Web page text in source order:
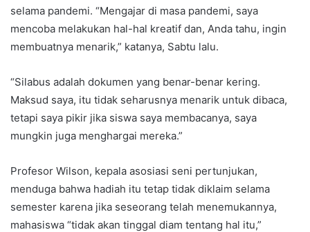
selama pandemi. “Mengajar di masa pandemi, saya
mencoba melakukan hal-hal kreatif dan, Anda tahu, ingin
membuatnya menarik,” katanya, Sabtu lalu.
“Silabus adalah dokumen yang benar-benar kering.
Maksud saya, itu tidak seharusnya menarik untuk dibaca,
tetapi saya pikir jika siswa saya membacanya, saya
mungkin juga menghargai mereka.”
Profesor Wilson, kepala asosiasi seni pertunjukan,
menduga bahwa hadiah itu tetap tidak diklaim selama
semester karena jika seseorang telah menemukannya,
mahasiswa “tidak akan tinggal diam tentang hal itu,”